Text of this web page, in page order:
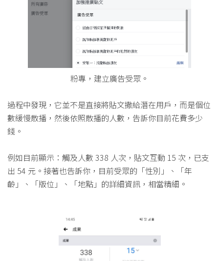
粉專，建立廣告受眾。
過程中發現，它並不是直接將貼文撒給潛在用戶，而是個位
數緩慢散播，然後依照散播的人數，告訴你目前花費多少
錢。
例如目前顯示：觸及人數 338 人次，貼文互動 15 次，已支
出 54 元。接著也告訴你，目前受眾的「性別」、「年
齡」、「版位」、「地點」的詳細資訊，相當精細。